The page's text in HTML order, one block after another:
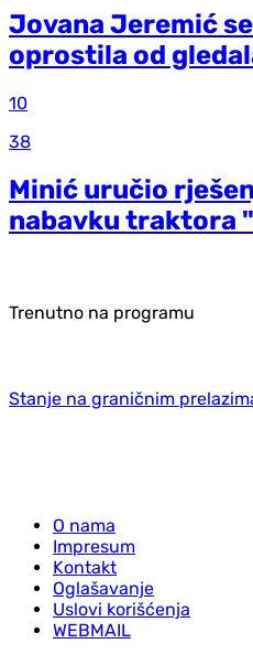
Jovana Jeremić
oprostila od
10
38
Minić uručio
nabavku traktora
Trenutno na programu
Stanje na graničnim
O nama
Impresum
Kontakt
Oglašavanje
Uslovi korišćenja
WEBMAIL